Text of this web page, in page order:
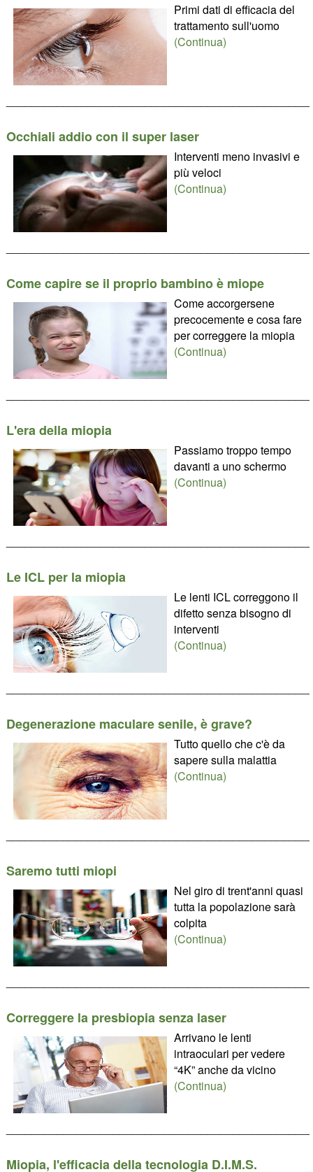
Primi dati di efficacia del
trattamento sull'uomo
(Continua)
Occhiali addio con il super laser
Interventi meno invasivi e
più veloci
(Continua)
Come capire se il proprio bambino è miope
Come accorgersene
precocemente e cosa fare
per correggere la miopia
(Continua)
L'era della miopia
Passiamo troppo tempo
davanti a uno schermo
(Continua)
Le ICL per la miopia
Le lenti ICL correggono il
difetto senza bisogno di
interventi
(Continua)
Degenerazione maculare senile, è grave?
Tutto quello che c'è da
sapere sulla malattia
(Continua)
Saremo tutti miopi
Nel giro di trent'anni quasi
tutta la popolazione sarà
colpita
(Continua)
Correggere la presbiopia senza laser
Arrivano le lenti
intraoculari per vedere
“4K” anche da vicino
(Continua)
Miopia, l'efficacia della tecnologia D.I.M.S.